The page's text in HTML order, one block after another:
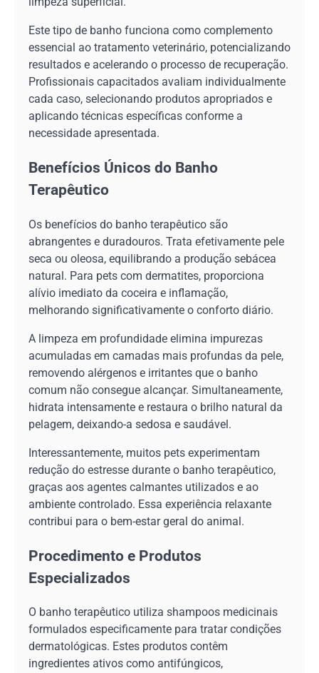
Este tipo de banho funciona como complemento
essencial ao tratamento veterinário, potencializando
resultados e acelerando o processo de recuperação.
Profissionais capacitados avaliam individualmente
cada caso, selecionando produtos apropriados e
aplicando técnicas específicas conforme a
necessidade apresentada.
Benefícios Únicos do Banho
Terapêutico
Os benefícios do banho terapêutico são
abrangentes e duradouros. Trata efetivamente pele
seca ou oleosa, equilibrando a produção sebácea
natural. Para pets com dermatites, proporciona
alívio imediato da coceira e inflamação,
melhorando significativamente o conforto diário.
A limpeza em profundidade elimina impurezas
acumuladas em camadas mais profundas da pele,
removendo alérgenos e irritantes que o banho
comum não consegue alcançar. Simultaneamente,
hidrata intensamente e restaura o brilho natural da
pelagem, deixando-a sedosa e saudável.
Interessantemente, muitos pets experimentam
redução do estresse durante o banho terapêutico,
graças aos agentes calmantes utilizados e ao
ambiente controlado. Essa experiência relaxante
contribui para o bem-estar geral do animal.
Procedimento e Produtos
Especializados
O banho terapêutico utiliza shampoos medicinais
formulados especificamente para tratar condições
dermatológicas. Estes produtos contêm
ingredientes ativos como antifúngicos,